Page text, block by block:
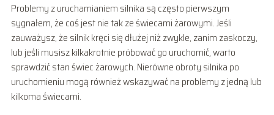
Problemy z uruchamianiem silnika są często pierwszym
sygnałem, że coś jest nie tak ze świecami żarowymi. Jeśli
zauważysz, że silnik kręci się dłużej niż zwykle, zanim zaskoczy,
lub jeśli musisz kilkakrotnie próbować go uruchomić, warto
sprawdzić stan świec żarowych. Nierówne obroty silnika po
uruchomieniu mogą również wskazywać na problemy z jedną lub
kilkoma świecami.